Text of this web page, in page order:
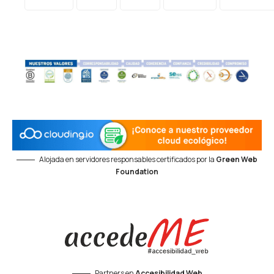
Alojada en servidores responsables certificados por la Green Web
Foundation